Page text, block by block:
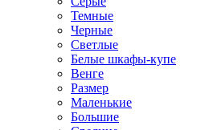
Темные
Черные
Светлые
Белые шкафы-купе
Венге
Размер
Маленькие
Большие